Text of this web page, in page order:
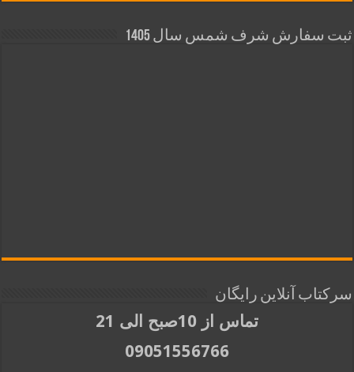
ثبت سفارش شرف شمس سال 1405
سرکتاب آنلاین رایگان
تماس از 10صبح الی 21
09051556766